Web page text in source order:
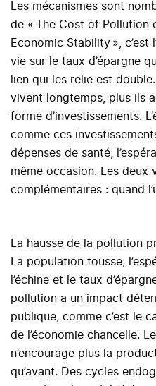
Les mécanismes sont
de « The Cost of Pollution
Economic Stability », c’est
vie sur le taux d’épargne
lien qui les relie est
vivent longtemps, plus ils
forme d’investissements.
comme ces
dépenses de santé,
même occasion. Les deux
complémentaires : quand
La hausse de la pollution
La population tousse,
l’échine et le taux
pollution a un impact
publique, comme c’est le
de l’économie chancelle.
n’encourage plus la
qu’avant. Des cycles